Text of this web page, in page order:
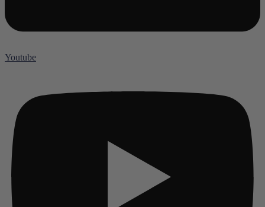
Youtube